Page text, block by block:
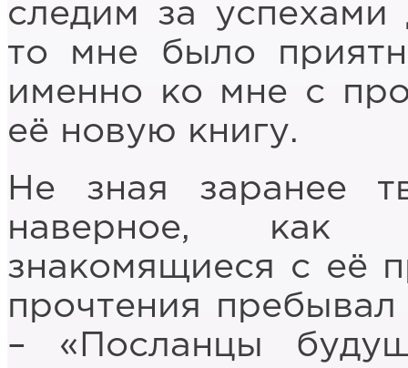
следим за успехами
то мне было
именно ко мне с
её новую книгу.
Не зная заранее
наверное, как
знакомящиеся с её
прочтения
– «Посланцы